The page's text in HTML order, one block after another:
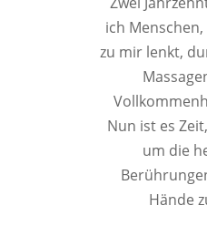
ich
zu mir lenkt,
Nun ist es
um die
Hände